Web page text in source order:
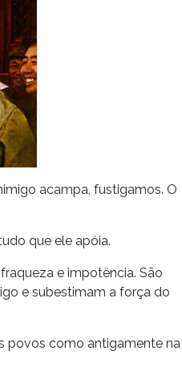
acampa, fustigamos. O
que ele apóia.
e impotência. São
e subestimam a força do
povos como antigamente na